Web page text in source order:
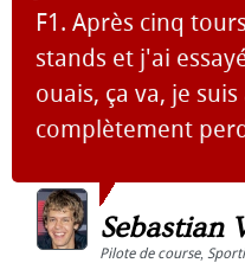
F1. Après cinq
stands et j'ai
ouais, ça va, je
complètement
Sebastian
Pilote de course,